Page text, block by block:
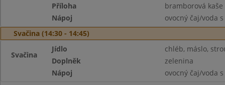
Příloha
bramborová kaše
Nápoj
ovocný čaj/voda
Svačina (14:30 - 14:45)
Svačina
Jídlo
chléb, máslo,
Doplněk
zelenina
Nápoj
ovocný čaj/voda